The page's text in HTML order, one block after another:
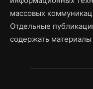
массовых
Отдельные
содержать материалы